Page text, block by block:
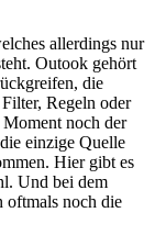
allerdings nur
Outook gehört
die
Regeln oder
noch der
einzige Quelle
Hier gibt es
Und bei dem
oftmals noch die